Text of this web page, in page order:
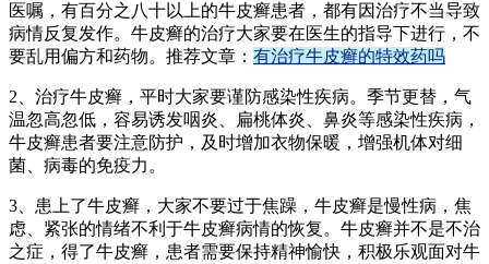
医嘱，有百分之八十以上的牛皮癣患者，都有因治疗不当导致
病情反复发作。牛皮癣的治疗大家要在医生的指导下进行，不
要乱用偏方和药物。推荐文章： 有治疗牛皮癣的特效药吗
2、治疗牛皮癣，平时大家要谨防感染性疾病。季节更替，气
温忽高忽低，容易诱发咽炎、扁桃体炎、鼻炎等感染性疾病，
牛皮癣患者要注意防护，及时增加衣物保暖，增强机体对细
菌、病毒的免疫力。
3、患上了牛皮癣，大家不要过于焦躁，牛皮癣是慢性病，焦
虑、紧张的情绪不利于牛皮癣病情的恢复。牛皮癣并不是不治
之症，得了牛皮癣，患者需要保持精神愉快，积极乐观面对牛